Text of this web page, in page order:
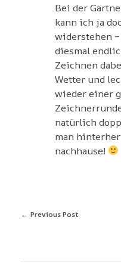
Bei der
kann ich ja
widerstehen
diesmal
Zeichnen
Wetter und
wieder einer
natürlich
man
nachhause!
Previous Post